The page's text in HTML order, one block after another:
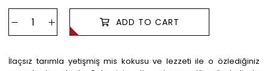
İlaçsız tarımla yetişmiş mis kokusu ve lezzeti ile o özlediğiniz